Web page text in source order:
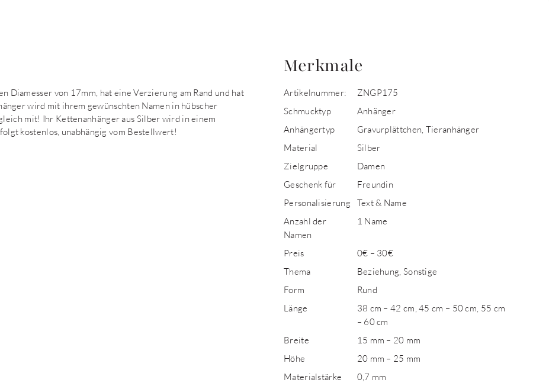
von 17mm, hat eine Verzierung am Rand und hat
wird mit ihrem gewünschten Namen in hübscher
mit! Ihr Kettenanhänger aus Silber wird in einem
kostenlos, unabhängig vom Bestellwert!
Merkmale
Artikelnummer:
ZNGP175
Schmucktyp
Anhänger
Anhängertyp
Gravurplättchen, Tieranhänger
Material
Silber
Zielgruppe
Damen
Geschenk für
Freundin
Personalisierung
Text & Name
Anzahl der
Namen
1 Name
Preis
0€ – 30€
Thema
Beziehung, Sonstige
Form
Rund
Länge
38 cm – 42 cm, 45 cm – 50 cm, 55 cm
– 60 cm
Breite
15 mm – 20 mm
Höhe
20 mm – 25 mm
Materialstärke
0,7 mm